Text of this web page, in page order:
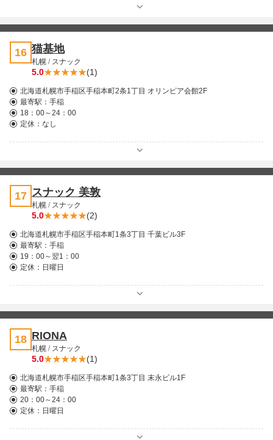
16 猫基地
札幌 / スナック
5.0 (1)
北海道札幌市手稲区手稲本町2条1丁目 オリンピア会館2F
最寄駅： 手稲
18：00～24：00
定休：なし
17 スナック 美敦
札幌 / スナック
5.0 (2)
北海道札幌市手稲区手稲本町1条3丁目 千葉ビル3F
最寄駅： 手稲
19：00～翌1：00
定休：日曜日
18 RIONA
札幌 / スナック
5.0 (1)
北海道札幌市手稲区手稲本町1条3丁目 末永ビル1F
最寄駅： 手稲
20：00～24：00
定休：日曜日